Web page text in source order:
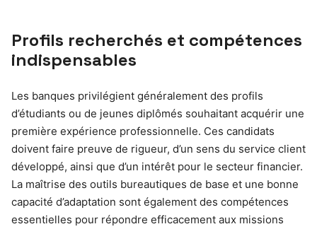
Profils recherchés et compétences
indispensables
Les banques privilégient généralement des profils
d’étudiants ou de jeunes diplômés souhaitant acquérir une
première expérience professionnelle. Ces candidats
doivent faire preuve de rigueur, d’un sens du service client
développé, ainsi que d’un intérêt pour le secteur financier.
La maîtrise des outils bureautiques de base et une bonne
capacité d’adaptation sont également des compétences
essentielles pour répondre efficacement aux missions